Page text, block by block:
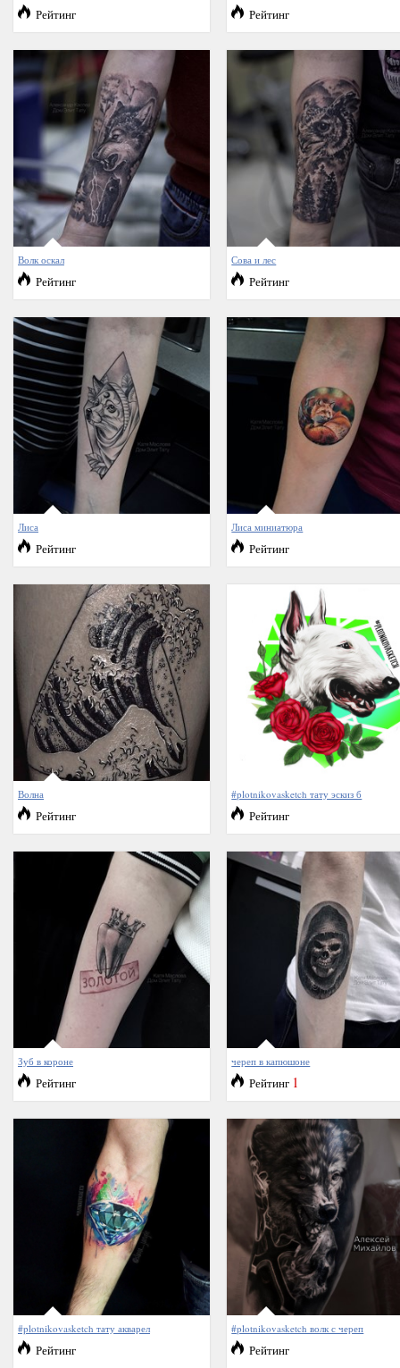
Рейтинг Рейтинг
Волк оскал
Рейтинг
Сова и лес
Рейтинг
Лиса
Рейтинг
Лиса миниатюра
Рейтинг
Волна
Рейтинг
#plotnikovasketch тату эскиз б
Рейтинг
Зуб в короне
Рейтинг
череп в капюшоне
Рейтинг 1
#plotnikovasketch тату акварел
Рейтинг
#plotnikovasketch волк с череп
Рейтинг